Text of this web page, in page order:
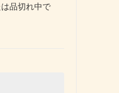
品切れ中で